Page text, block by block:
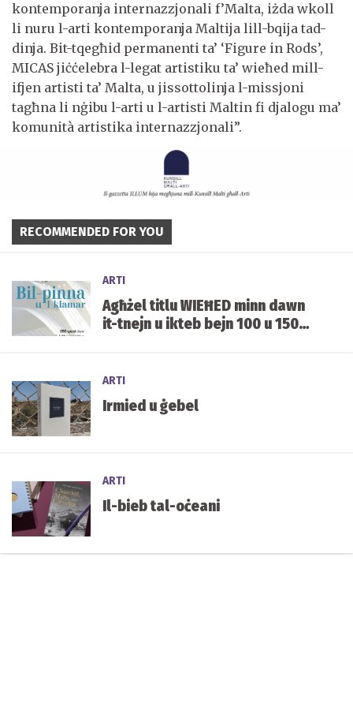
kontemporanja internazzjonali f’Malta, iżda wkoll
li nuru l-arti kontemporanja Maltija lill-bqija tad-
dinja. Bit-tqegħid permanenti ta’ ‘Figure in Rods’,
MICAS jiċċelebra l-legat artistiku ta’ wieħed mill-
ifjen artisti ta’ Malta, u jissottolinja l-missjoni
tagħna li nġibu l-arti u l-artisti Maltin fi djalogu ma’
komunità artistika internazzjonali”.
RECOMMENDED FOR YOU
ARTI
Agħżel titlu WIEĦED minn dawn
it-tnejn u ikteb bejn 100 u 150
ARTI
Irmied u ġebel
ARTI
Il-bieb tal-oċeani